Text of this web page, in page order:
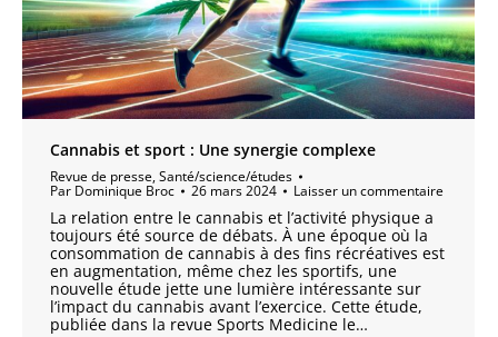
Cannabis et sport : Une synergie complexe
Revue de presse,Santé/science/études
Par Dominique Broc 26 mars 2024 Laisser un commentaire
La relation entre le cannabis et l’activité physique a
toujours été source de débats. À une époque où la
consommation de cannabis à des fins récréatives est
en augmentation, même chez les sportifs, une
nouvelle étude jette une lumière intéressante sur
l’impact du cannabis avant l’exercice. Cette étude,
publiée dans la revue Sports Medicine le…